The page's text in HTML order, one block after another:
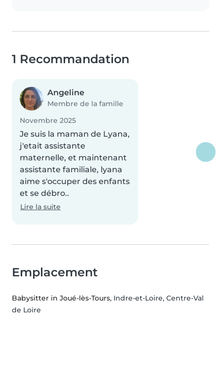
1 Recommandation
Angeline
Membre de la famille
Novembre 2025
Je suis la maman de Lyana,
j'etait assistante
maternelle, et maintenant
assistante familiale, lyana
aime s'occuper des enfants
et se débro..
Lire la suite
Emplacement
Babysitter in Joué-lès-Tours, Indre-et-Loire, Centre-Val
de Loire